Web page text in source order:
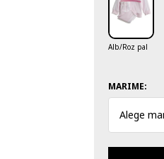
Alb/Roz pal
MARIME:
Alege